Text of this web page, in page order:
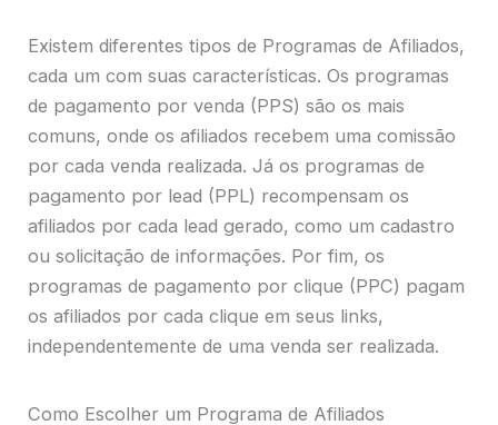
Existem diferentes tipos de Programas de Afiliados,
cada um com suas características. Os programas
de pagamento por venda (PPS) são os mais
comuns, onde os afiliados recebem uma comissão
por cada venda realizada. Já os programas de
pagamento por lead (PPL) recompensam os
afiliados por cada lead gerado, como um cadastro
ou solicitação de informações. Por fim, os
programas de pagamento por clique (PPC) pagam
os afiliados por cada clique em seus links,
independentemente de uma venda ser realizada.
Como Escolher um Programa de Afiliados